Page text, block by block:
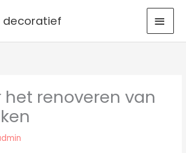
decoratief
het renoveren van